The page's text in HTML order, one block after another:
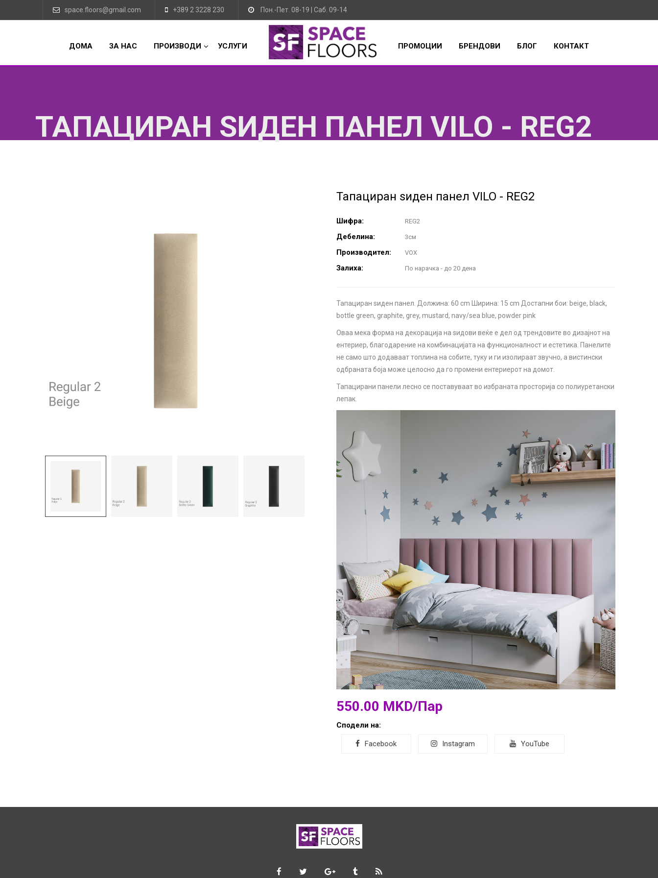
space.floors@gmail.com +389 2 3228 230 Пон.-Пет. 08-19 | Саб. 09-14
ДОМА ЗА НАС ПРОИЗВОДИ УСЛУГИ ПРОМОЦИИ БРЕНДОВИ БЛОГ КОНТАКТ
ТАПАЦИРАН ЅИДЕН ПАНЕЛ VILO - REG2
Тапациран ѕиден панел VILO - REG2
Шифра: REG2
Дебелина: 3см
Производител: VOX
Залиха: По нарачка - до 20 дена
Тапациран ѕиден панел. Должина: 60 cm Ширина: 15 cm Достапни бои: beige, black,
bottle green, graphite, grey, mustard, navy/sea blue, powder pink
Оваа мека форма на декорација на ѕидови веќе е дел од трендовите во дизајнот на
ентериер, благодарение на комбинацијата на функционалност и естетика. Панелите
не само што додаваат топлина на собите, туку и ги изолираат звучно, а вистински
одбраната боја може целосно да го промени ентериерот на домот.
Тапацирани панели лесно се поставуваат во избраната просторија со полиуретански
лепак.
550.00 MKD/Пар
Сподели на:
Facebook Instagram YouTube